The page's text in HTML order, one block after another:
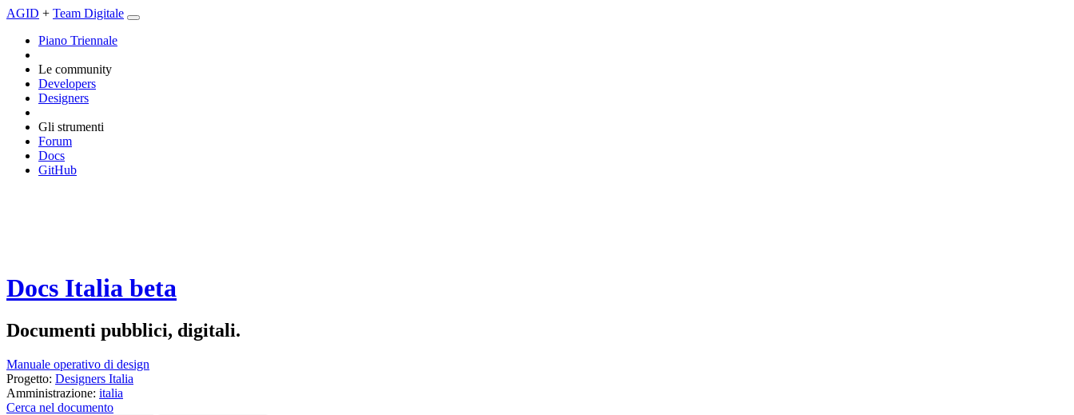
AGID + Team Digitale
Piano Triennale
Le community
Developers
Designers
Gli strumenti
Forum
Docs
GitHub
Docs Italia beta
Documenti pubblici, digitali.
Manuale operativo di design
Progetto: Designers Italia
Amministrazione: italia
Cerca nel documento